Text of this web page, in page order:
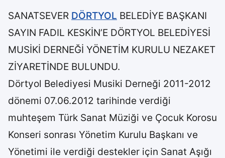
SANATSEVER DÖRTYOL BELEDİYE BAŞKANI
SAYIN FADIL KESKİN’E DÖRTYOL BELEDİYESİ
MUSİKİ DERNEĞİ YÖNETİM KURULU NEZAKET
ZİYARETİNDE BULUNDU.
Dörtyol Belediyesi Musiki Derneği 2011-2012
dönemi 07.06.2012 tarihinde verdiği
muhteşem Türk Sanat Müziği ve Çocuk Korosu
Konseri sonrası Yönetim Kurulu Başkanı ve
Yönetimi ile verdiği destekler için Sanat Aşığı